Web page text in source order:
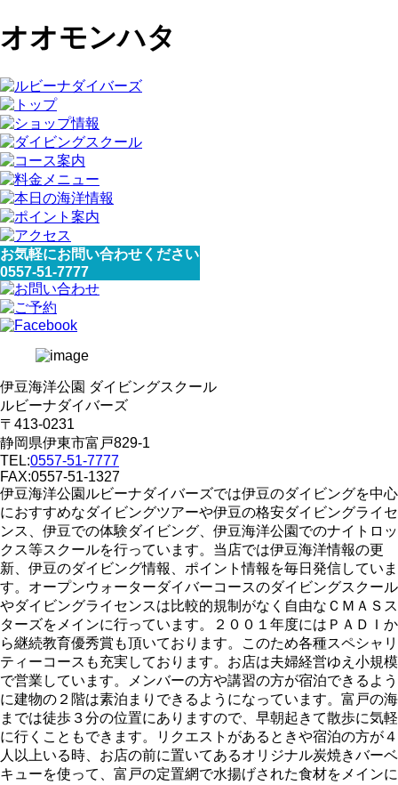
オオモンハタ
お気軽にお問い合わせください
0557-51-7777
伊豆海洋公園 ダイビングスクール
ルビーナダイバーズ
〒413-0231
静岡県伊東市富戸829-1
TEL:0557-51-7777
FAX:0557-51-1327
伊豆海洋公園ルビーナダイバーズでは伊豆のダイビングを中心
におすすめなダイビングツアーや伊豆の格安ダイビングライセ
ンス、伊豆での体験ダイビング、伊豆海洋公園でのナイトロッ
クス等スクールを行っています。当店では伊豆海洋情報の更
新、伊豆のダイビング情報、ポイント情報を毎日発信していま
す。オープンウォーターダイバーコースのダイビングスクール
やダイビングライセンスは比較的規制がなく自由なＣＭＡＳス
ターズをメインに行っています。２００１年度にはＰＡＤＩか
ら継続教育優秀賞も頂いております。このため各種スペシャリ
ティーコースも充実しております。お店は夫婦経営ゆえ小規模
で営業しています。メンバーの方や講習の方が宿泊できるよう
に建物の２階は素泊まりできるようになっています。富戸の海
までは徒歩３分の位置にありますので、早朝起きて散歩に気軽
に行くこともできます。リクエストがあるときや宿泊の方が４
人以上いる時、お店の前に置いてあるオリジナル炭焼きバーベ
キューを使って、富戸の定置網で水揚げされた食材をメインに